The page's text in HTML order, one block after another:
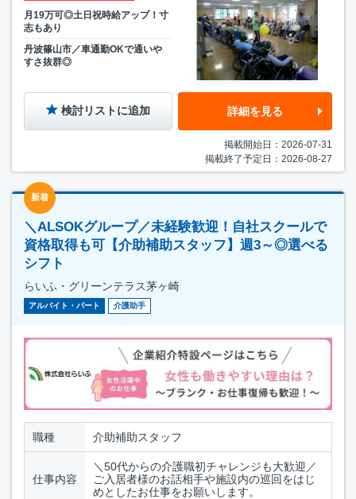
月19万可◎土日祝時給アップ！寸
志もあり
丹波篠山市／車通勤OKで通いや
すさ抜群◎
検討リストに追加 詳細を見る
掲載開始日：2026-07-31
掲載終了予定日：2026-08-27
新着
＼ALSOKグループ／未経験歓迎！自社スクールで
資格取得も可【介助補助スタッフ】週3～◎選べる
シフト
らいふ・グリーンテラス茅ヶ崎
アルバイト・パート 介護助手
職種 介助補助スタッフ
仕事内容
＼50代からの介護職初チャレンジも大歓迎／
ご入居者様のお話相手や施設内の巡回をはじ
めとしたお仕事をお願いします。